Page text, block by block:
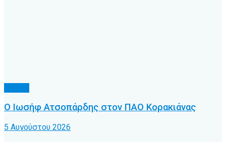
Ο Ιωσήφ Ατσοπάρδης στον ΠΑΟ Κορακιάνας
5 Αυγούστου 2026